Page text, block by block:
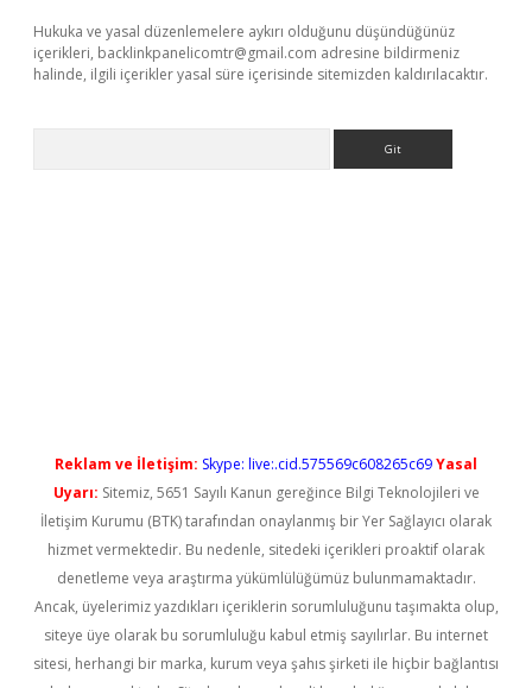
Hukuka ve yasal düzenlemelere aykırı olduğunu düşündüğünüz
içerikleri, backlinkpanelicomtr@gmail.com adresine bildirmeniz
halinde, ilgili içerikler yasal süre içerisinde sitemizden kaldırılacaktır.
Reklam ve İletişim: Skype: live:.cid.575569c608265c69Yasal
Uyarı: Sitemiz, 5651 Sayılı Kanun gereğince Bilgi Teknolojileri ve
İletişim Kurumu (BTK) tarafından onaylanmış bir Yer Sağlayıcı olarak
hizmet vermektedir. Bu nedenle, sitedeki içerikleri proaktif olarak
denetleme veya araştırma yükümlülüğümüz bulunmamaktadır.
Ancak, üyelerimiz yazdıkları içeriklerin sorumluluğunu taşımakta olup,
siteye üye olarak bu sorumluluğu kabul etmiş sayılırlar. Bu internet
sitesi, herhangi bir marka, kurum veya şahıs şirketi ile hiçbir bağlantısı